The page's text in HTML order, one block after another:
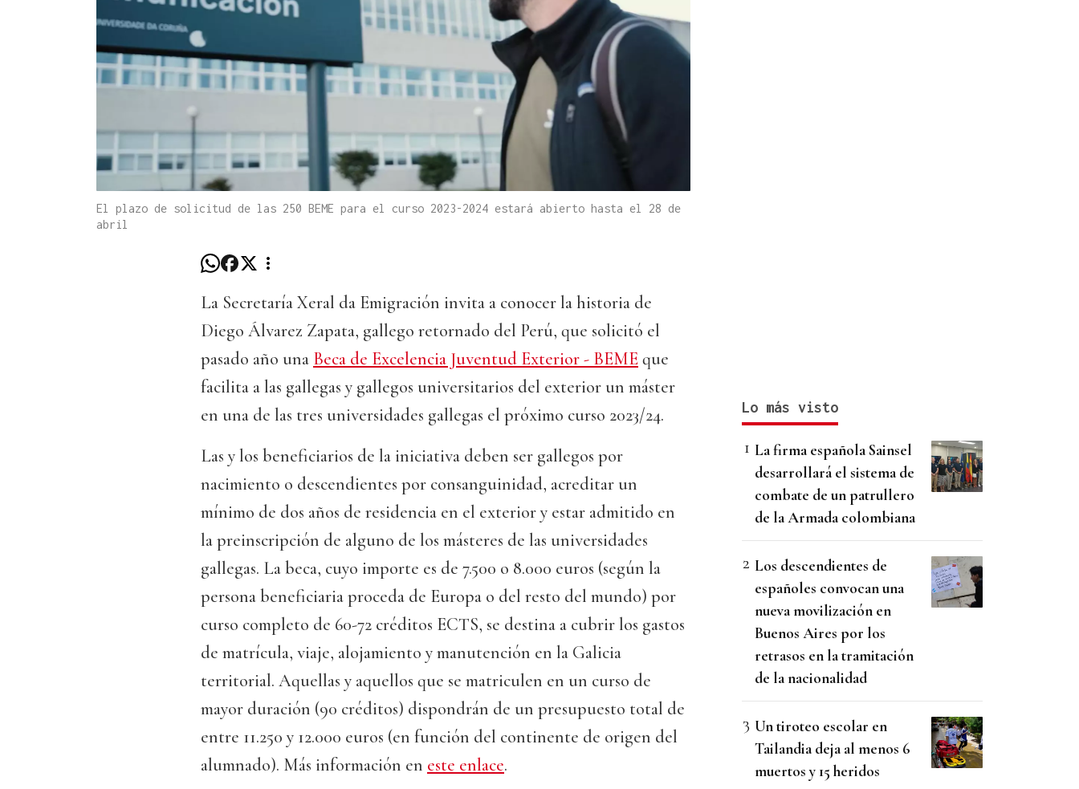
El plazo de solicitud de las 250 BEME para el curso 2023-2024 estará abierto hasta el 28 de
abril
La Secretaría Xeral da Emigración invita a conocer la historia de
Diego Álvarez Zapata, gallego retornado del Perú, que solicitó el
pasado año una Beca de Excelencia Juventud Exterior - BEMEque
facilita a las gallegas y gallegos universitarios del exterior un máster
en una de las tres universidades gallegas el próximo curso 2023/24.
Las y los beneficiarios de la iniciativa deben ser gallegos por
nacimiento o descendientes por consanguinidad, acreditar un
mínimo de dos años de residencia en el exterior y estar admitido en
la preinscripción de alguno de los másteres de las universidades
gallegas. La beca, cuyo importe es de 7.500 o 8.000 euros (según la
persona beneficiaria proceda de Europa o del resto del mundo) por
curso completo de 60-72 créditos ECTS, se destina a cubrir los gastos
de matrícula, viaje, alojamiento y manutención en la Galicia
territorial. Aquellas y aquellos que se matriculen en un curso de
mayor duración (90 créditos) dispondrán de un presupuesto total de
entre 11.250 y 12.000 euros (en función del continente de origen del
alumnado). Más información en este enlace.
Lo más visto
La firma española Sainsel
desarrollará el sistema de
combate de un patrullero
de la Armada colombiana
Los descendientes de
españoles convocan una
nueva movilización en
Buenos Aires por los
retrasos en la tramitación
de la nacionalidad
Un tiroteo escolar en
Tailandia deja al menos 6
muertos y 15 heridos